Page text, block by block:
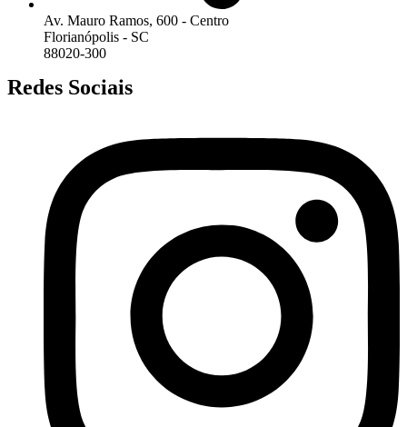
Av. Mauro Ramos, 600 - Centro
Florianópolis - SC
88020-300
Redes Sociais